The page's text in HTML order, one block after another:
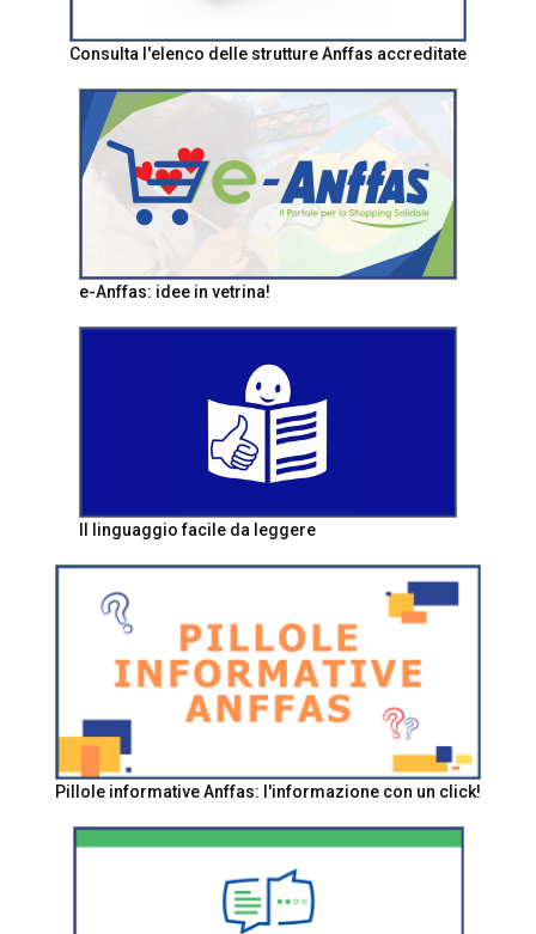
Consulta l'elenco delle strutture Anffas accreditate
e-Anffas: idee in vetrina!
Il linguaggio facile da leggere
Pillole informative Anffas: l'informazione con un click!